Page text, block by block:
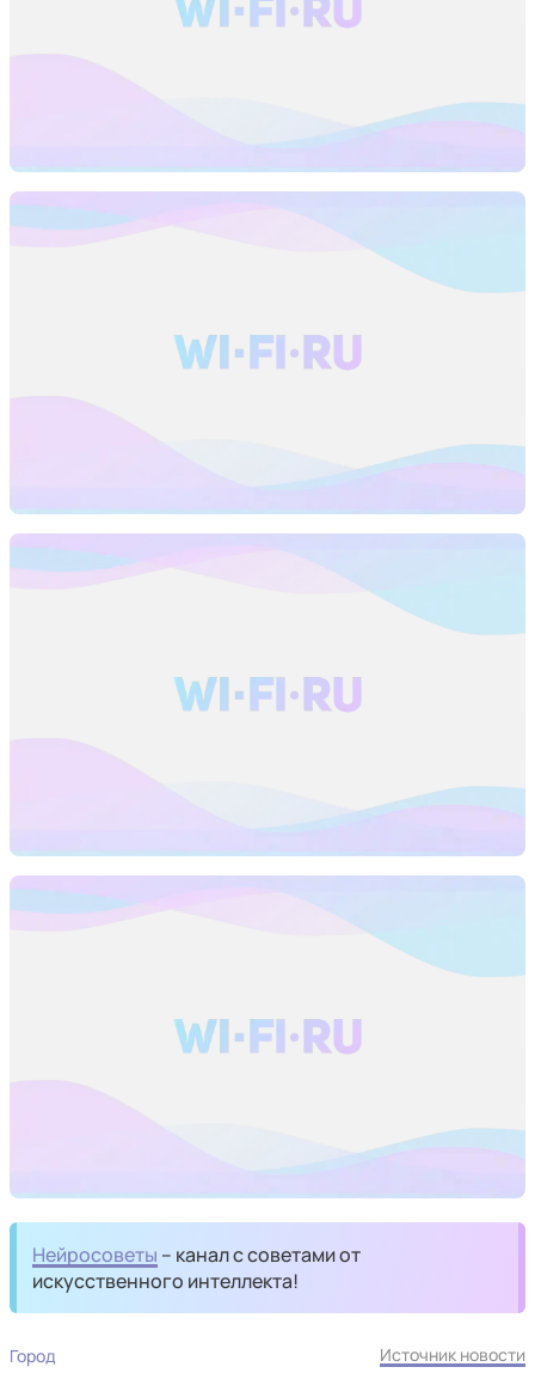
Нейросоветы – канал с советами от
искусственного интеллекта!
Город Источник новости